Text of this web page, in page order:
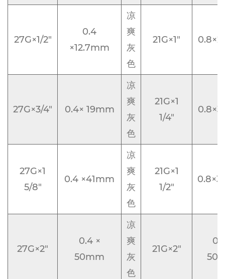
27G×1/2"
0.4
×12.7mm
凉
爽
灰
色
21G×1"
27G×3/4" 0.4× 19mm
凉
爽
灰
色
21G×1
1/4"
27G×1
5/8"
0.4 ×41mm
凉
爽
灰
色
21G×1
1/2"
27G×2"
0.4 ×
50mm
凉
爽
灰
色
21G×2"